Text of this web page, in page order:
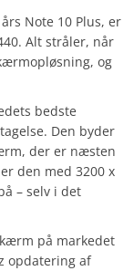
Note 10 Plus, er
Alt stråler, når
og
bedste
Den byder
der er næsten
den med 3200 x
– selv i det
på markedet
opdatering af